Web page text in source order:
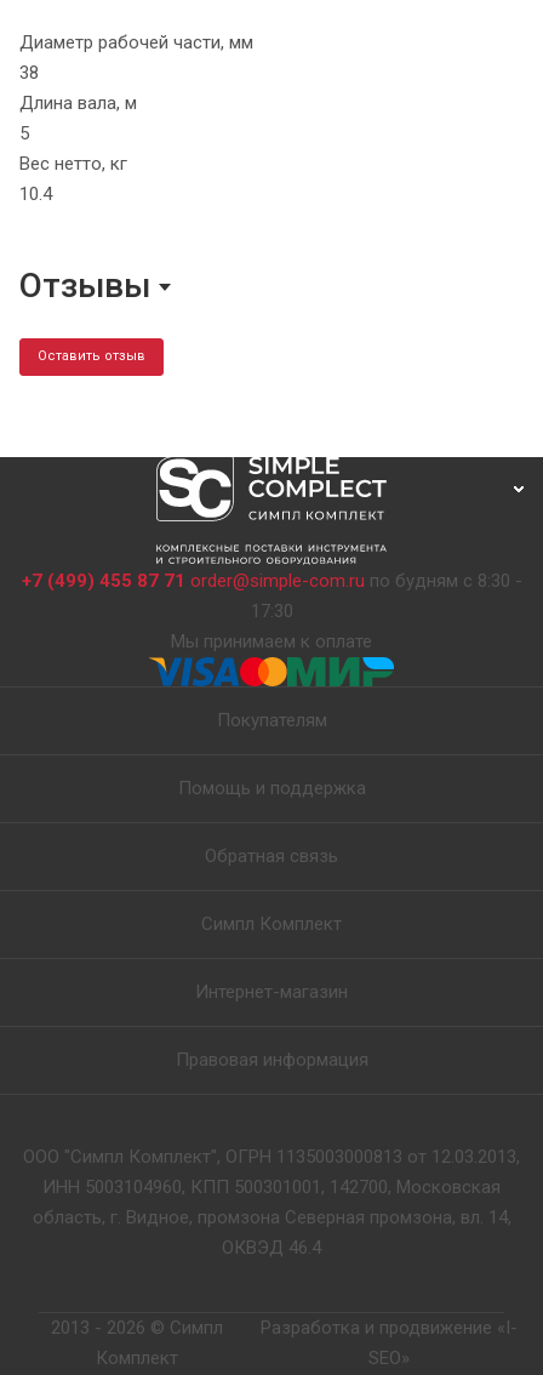
Диаметр рабочей части, мм
38
Длина вала, м
5
Вес нетто, кг
10.4
Отзывы
Оставить отзыв
+7 (499) 455 87 71 order@simple-com.ru по будням с 8:30 -
17:30
Мы принимаем к оплате
Покупателям
Помощь и поддержка
Обратная связь
Симпл Комплект
Интернет-магазин
Правовая информация
ООО "Симпл Комплект", ОГРН 1135003000813 от 12.03.2013,
ИНН 5003104960, КПП 500301001, 142700, Московская
область, г. Видное, промзона Северная промзона, вл. 14,
ОКВЭД 46.4
2013 - 2026 © Симпл
Комплект
Разработка и продвижение «I-
SEO»